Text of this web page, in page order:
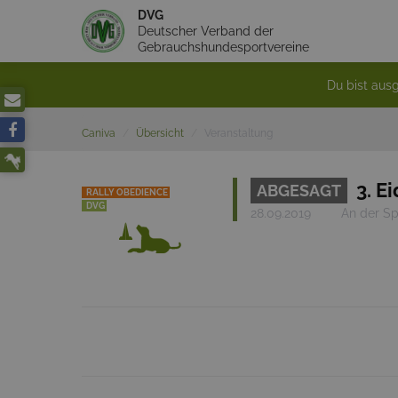
DVG
Deutscher Verband der
Gebrauchshundesportvereine
Du bist
Caniva Übersicht
RALLY OBEDIENCE
DVG
ABGESAGT 3.
28.09.2019 An der